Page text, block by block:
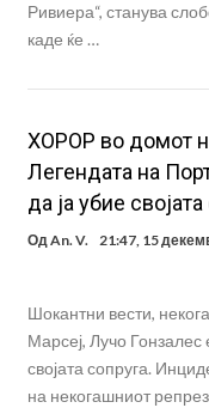
Ривиера“, станува
каде ќе …
ХОРОР во домот
Легендата на
да ја убие
ОдAn. V. 21:47, 15
Шокантни вести,
Марсеј, Лучо Гонзалес
својата сопруга.
на некогашниот